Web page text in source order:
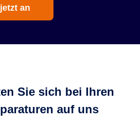
an
Sie sich bei Ihren
auf uns